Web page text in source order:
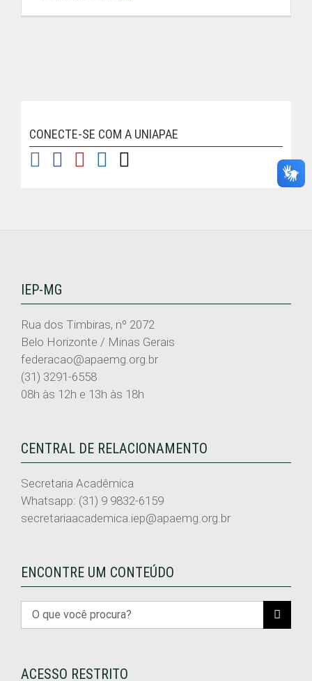
CONECTE-SE COM A UNIAPAE
IEP-MG
Rua dos Timbiras, nº 2072
Belo Horizonte / Minas Gerais
federacao@apaemg.org.br
(31) 3291-6558
08h às 12h e 13h às 18h
CENTRAL DE RELACIONAMENTO
Secretaria Acadêmica
Whatsapp: (31) 9 9832-6159
secretariaacademica.iep@apaemg.org.br
ENCONTRE UM CONTEÚDO
Buscar
resultados
ACESSO RESTRITO